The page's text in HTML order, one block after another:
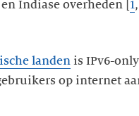
] en Indiase overheden [ 1,
landen is IPv6-
op internet